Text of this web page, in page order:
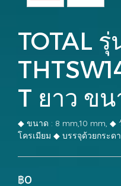
TOTAL รุ่
T ยาว ข
◆ ขนาด : 8 mm,10 mm, ◆
โครเมียม ◆ บรรจุด้วยกระด
฿0